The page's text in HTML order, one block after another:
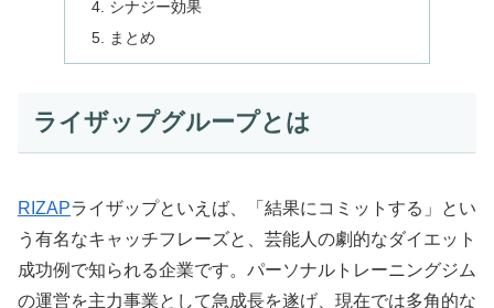
シナジー効果
まとめ
ライザップグループとは
RIZAPライザップといえば、「結果にコミットする」とい
う有名なキャッチフレーズと、芸能人の劇的なダイエット
成功例で知られる企業です。パーソナルトレーニングジム
の運営を主力事業として急成長を遂げ、現在では多角的な